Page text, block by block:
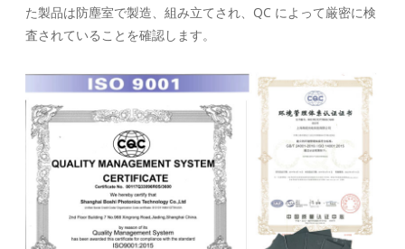
た製品は防塵室で製造、組み立てされ、QC によって厳密に検
査されていることを確認します。